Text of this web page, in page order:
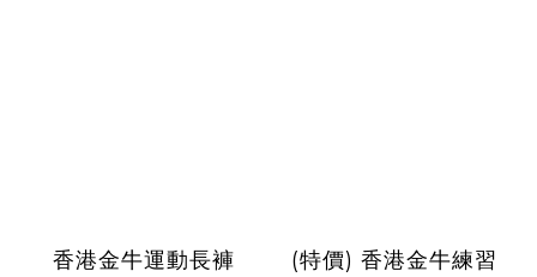
香港金牛運動長褲
(特價) 香港金牛練習